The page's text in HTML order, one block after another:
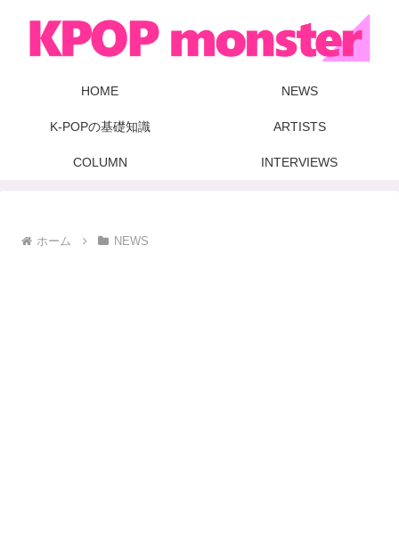
HOME NEWS
K-POPの基礎知識 ARTISTS
COLUMN INTERVIEWS
ホーム NEWS